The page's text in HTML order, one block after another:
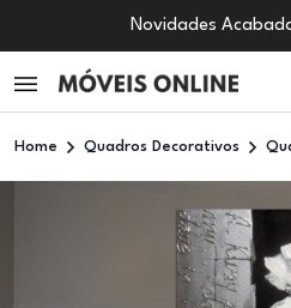
Novidades
Home Quadros Decorativos